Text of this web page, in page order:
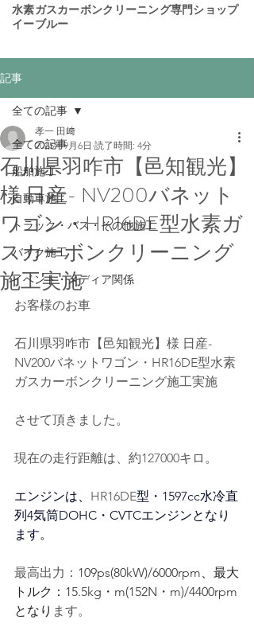
​水素ガスカーボンクリーニング専門ショップ
イーブルー
記事
全ての記事
船舶施工
自動車施工
トラック・バス・その他施工
バイク施工
イベント・メディア関係
全ての記事
石川県羽咋市【邑知観光】
様 日産- NV200バネット
ワゴン・HR16DE型水素ガ
スカーボンクリーニング
施工実施
孝一 田﨑
2025年9月6日 読了時間: 4分
お客様のお車
石川県羽咋市【邑知観光】様 日産-
NV200バネットワゴン・HR16DE型水素
ガスカーボンクリーニング施工実施
させて頂きました。
現在の走行距離は、約127000キロ。
エンジンは、 HR16DE型・1597cc水冷直
列4気筒DOHC・CVTCエンジンとなり
ます。
最高出力： 109ps(80kW)/6000rpm、最大
トルク： 15.5kg・m(152N・m)/4400rpm
となり ます。